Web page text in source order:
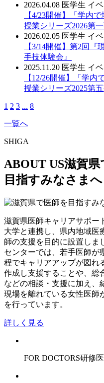
2026.04.08 医学生 イ
【4/23開催】「学内
授業シリーズ2026第
2026.02.05 医学生 イ
【3/14開催】第2回
手技体験会』
2025.11.20 医学生 イ
【12/26開催】「学
授業シリーズ2025第
1 2 3 ... 8
一覧へ
SHIGA
ABOUT US滋賀県
目指すみなさまへ
滋賀県医師キャリアサポー
大学と連携し、県内地域医
師の支援を目的に設置しま
センターでは、若手医師が
程でキャリアアップが図れ
作成し支援することや、総
などの相談・支援に加え、
現場を離れている女性医師
を行っています。
詳しく見る
FOR DOCTORS研修